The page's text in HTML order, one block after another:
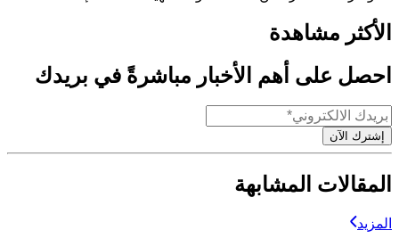
الأكثر مشاهدة
احصل على أهم الأخبار مباشرةً في بريدك
إشترك الآن
المقالات المشابهة
المزيد